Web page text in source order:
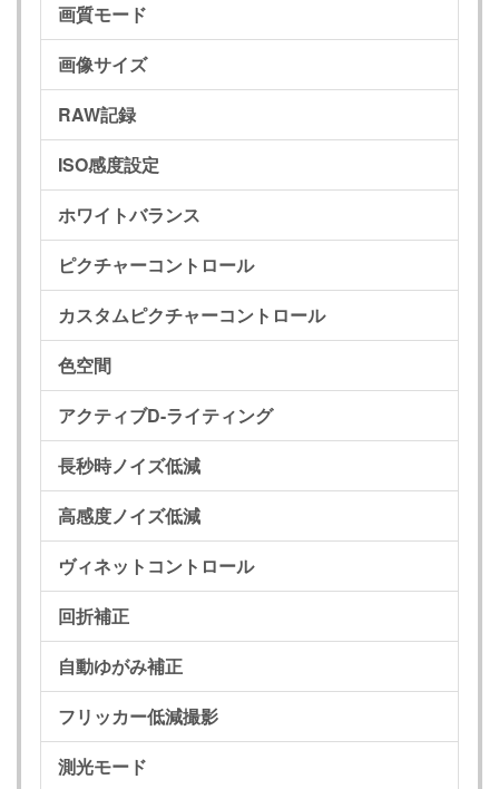
画質モード
画像サイズ
RAW記録
ISO感度設定
ホワイトバランス
ピクチャーコントロール
カスタムピクチャーコントロール
色空間
アクティブD-ライティング
長秒時ノイズ低減
高感度ノイズ低減
ヴィネットコントロール
回折補正
自動ゆがみ補正
フリッカー低減撮影
測光モード